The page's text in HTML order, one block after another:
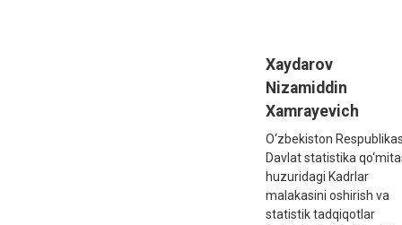
Xaydarov
Nizamiddin
Xamrayevich
O‘zbekiston
Davlat statistika
huzuridagi Kadrlar
malakasini oshirish va
statistik tadqiqotlar